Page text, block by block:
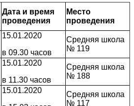
Дата и время
проведения
Место
проведения
15.01.2020
в 09.30 часов
Средняя школа
№ 119
15.01.2020
в 11.30 часов
Средняя школа
№ 188
15.01.2020
Средняя школа
№ 117